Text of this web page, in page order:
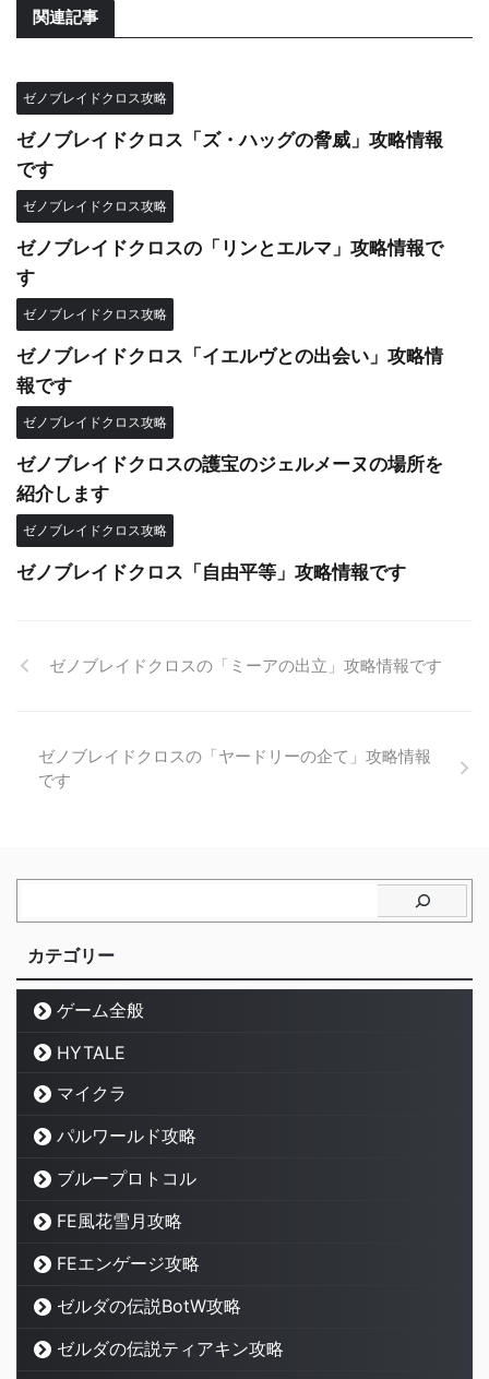
関連記事
ゼノブレイドクロス攻略
ゼノブレイドクロス「ズ・ハッグの脅威」攻略情報
です
ゼノブレイドクロス攻略
ゼノブレイドクロスの「リンとエルマ」攻略情報で
す
ゼノブレイドクロス攻略
ゼノブレイドクロス「イエルヴとの出会い」攻略情
報です
ゼノブレイドクロス攻略
ゼノブレイドクロスの護宝のジェルメーヌの場所を
紹介します
ゼノブレイドクロス攻略
ゼノブレイドクロス「自由平等」攻略情報です
ゼノブレイドクロスの「ミーアの出立」攻略情報です
ゼノブレイドクロスの「ヤードリーの企て」攻略情報
です
カテゴリー
ゲーム全般
HYTALE
マイクラ
パルワールド攻略
ブループロトコル
FE風花雪月攻略
FEエンゲージ攻略
ゼルダの伝説BotW攻略
ゼルダの伝説ティアキン攻略